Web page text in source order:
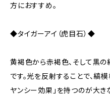
方におすすめ。
◆タイガーアイ（虎目石）◆
黄褐色から赤褐色、そして黒
です。光を反射することで、縞
ヤンシー効果」を持つのが大き